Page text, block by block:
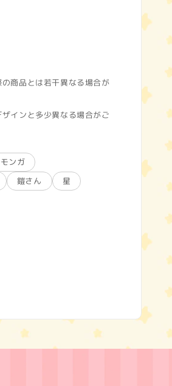
商品とは若干異なる場合が
インと多少異なる場合がご
ンガ
鎧さん
星